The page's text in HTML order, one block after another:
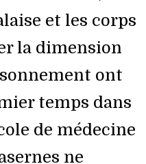
et les corps
la dimension
ont
temps dans
de médecine
ne